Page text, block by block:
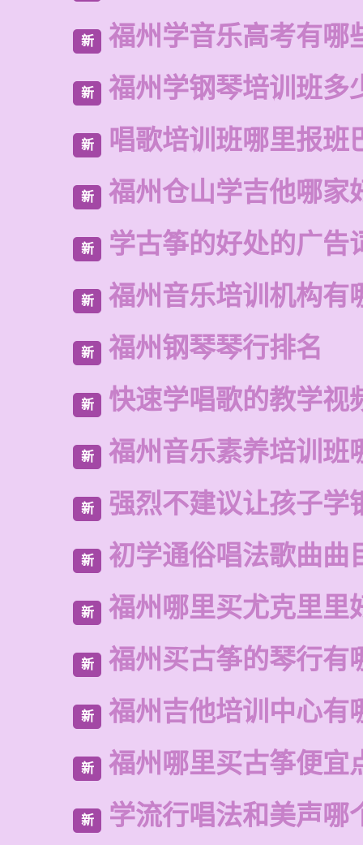
新 福州学音乐高考有哪
新 福州学钢琴培训班多
新 唱歌培训班哪里报班
新 福州仓山学吉他哪家
新 学古筝的好处的广告
新 福州音乐培训机构有
新 福州钢琴琴行排名
新 快速学唱歌的教学视
新 福州音乐素养培训班
新 强烈不建议让孩子学
新 初学通俗唱法歌曲曲
新 福州哪里买尤克里里
新 福州买古筝的琴行有
新 福州吉他培训中心有
新 福州哪里买古筝便宜
新 学流行唱法和美声哪